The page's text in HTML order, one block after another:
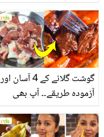
گوشت گلانے کے 4 آسان اور
آزمودہ طریقے۔۔ آپ بھی
بتائے راز